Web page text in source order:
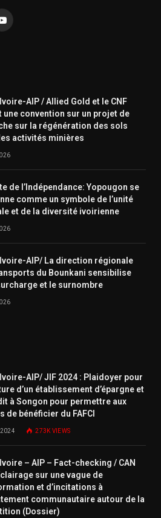
YouTube
AIP / Allied Gold et le CNF
une convention sur un projet de
sur la régénération des sols
activités minières
de l’Indépendance: Yopougon se
comme un symbole de l’unité
et de la diversité ivoirienne
AIP/ La direction régionale
du Bounkani sensibilise
et le surnombre
AIP/ JIF 2024 : Plaidoyer pour
d’un établissement d’épargne et
à Songon pour permettre aux
de bénéficier du FAFCI
273K VIEWS
– AIP – Fact-checking / CAN
sur une vague de
et d’incitations à
communautaire autour de la
(Dossier)